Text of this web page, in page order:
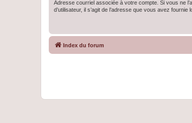
Adresse courriel associée à votre compte. Si vous ne
d’utilisateur, il s’agit de l’adresse que vous avez
Index du forum